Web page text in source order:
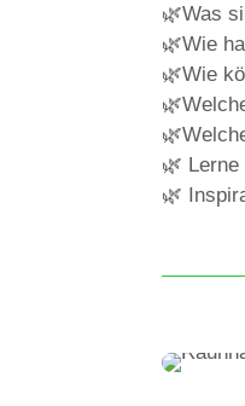
🌿Was
🌿Wie
🌿Wie
🌿
🌿